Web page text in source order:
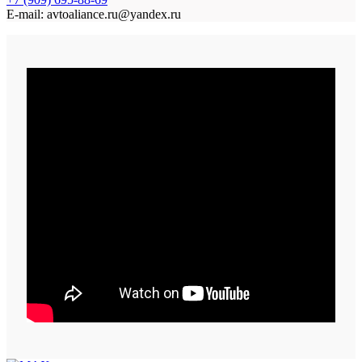
E-mail: avtoaliance.ru@yandex.ru